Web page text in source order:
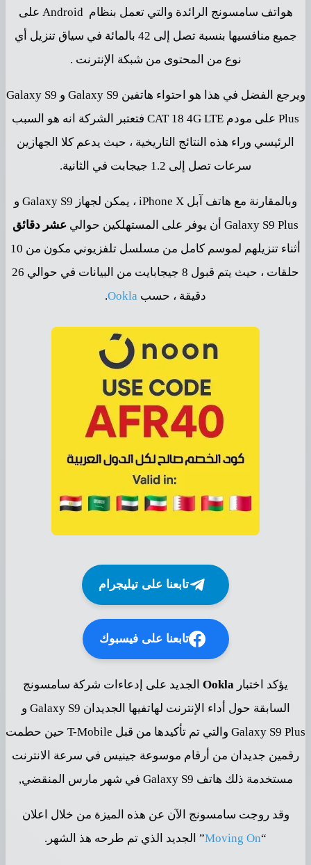
هواتف سامسونج الرائدة والتي تعمل بنظام Android على
جميع منافسيها بنسبة تصل إلى 42 بالمائة في سياق تنزيل أي
نوع من المحتوى من شبكة الإنترنت .
ويرجع الفضل في هذا هو احتواء هاتفين Galaxy S9 و Galaxy S9
Plus على مودم CAT 18 4G LTE فتعتبر الشركة انه هو السبب
الرئيسي وراء هذه النتائج التاريخية ، حيث يدعم كلا الجهازين
سرعات تصل إلى 1.2 جيجابت في الثانية.
وبالمقارنة مع هاتف آبل iPhone X ، يمكن لجهاز Galaxy S9 و
Galaxy S9 Plus أن يوفر على المستهلكين حوالي
عشر دقائق
أثناء تنزيلهم لموسم كامل من مسلسل تلفزيوني مكون من 10
حلقات ، حيث يتم قبول 8 جيجابايت من البيانات في حوالي 26
دقيقة ، حسب Ookla
.
تابعنا على تيليجرام
تابعنا على فيسبوك
يؤكد اختبار Ookla الجديد على إدعاءات شركة سامسونج
السابقة حول أداء الإنترنت لهاتفيها الجديدان Galaxy S9 و
Galaxy S9 Plus والتي تم تأكيدها من قبل T-Mobile حين حطمت
رقمين جديدان من أرقام موسوعة جينيس في سرعة الانترنت
مستخدمة ذلك هاتف Galaxy S9 في شهر مارس المنقضي,
وقد روجت سامسونج الآن عن هذه الميزة من خلال اعلان
“
Moving On” الجديد الذي تم طرحه هذ الشهر.